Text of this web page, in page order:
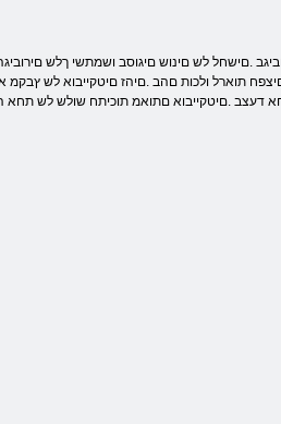
תוארל ולכות םהב .םיהז םיטקייבוא לש ץבקמ
דעצב .םיטקייבוא םתואמ תוכיתח שולש לש תחא